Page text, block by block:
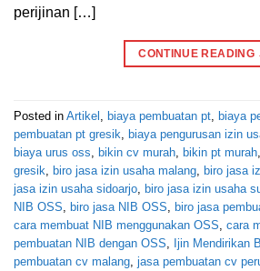
perijinan […]
CONTINUE READING
Posted in Artikel biaya pembuatan pt biaya
pembuatan pt gresik biaya pengurusan izin
biaya urus oss bikin cv murah bikin pt murah
gresik biro jasa izin usaha malang biro jasa
jasa izin usaha sidoarjo biro jasa izin usaha
NIB OSS biro jasa NIB OSS biro jasa
cara membuat NIB menggunakan OSS cara
pembuatan NIB dengan OSS
Ijin Mendirikan
pembuatan cv malang jasa pembuatan cv